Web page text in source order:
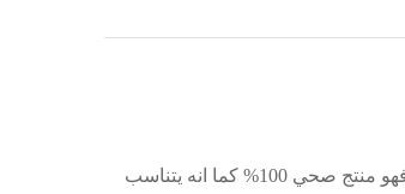
ما يميز فوريفر اف 15 عن اى برنامج اخر هو انه منتج طبيعى بدون اى مواد كيميائيه عكس الكثير من المنتجات الاخرى المستخدمه لبناء العضلات فهو منتج صحي 100% كما انه يتناسب